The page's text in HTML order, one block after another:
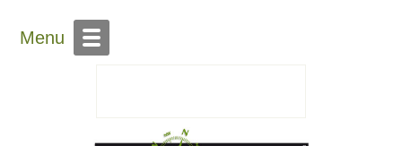
Menu